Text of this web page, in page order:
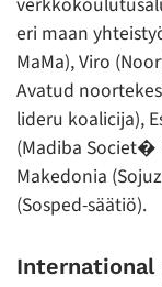
eri maan
MaMa), Viro
Avatud
lideru koalicija),
(Madiba Societ�
Makedonia
(Sosped-säätiö).
International